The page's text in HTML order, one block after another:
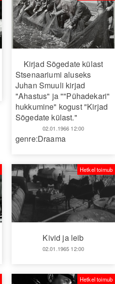
Kirjad Sõgedate külast
Stsenaariumi aluseks
Juhan Smuuli kirjad
"Ahastus" ja ""Pühadekari"
hukkumine" kogust "Kirjad
Sõgedate külast."
02.01.1966 12:00
genre:Draama
Kivid ja leib
02.01.1965 12:00
Hetkel toimub
Hetkel toimub